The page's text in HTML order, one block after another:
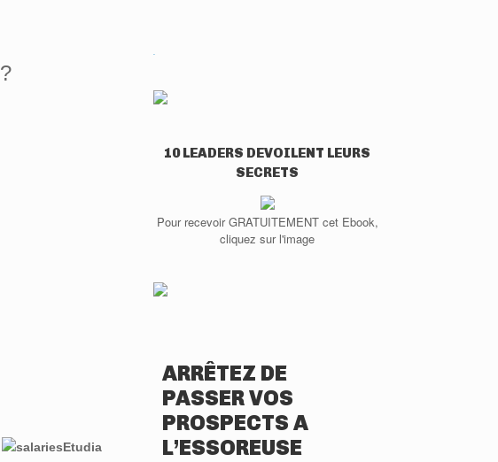
?
WordPress
10 LEADERS DEVOILENT LEURS
SECRETS
Pour recevoir GRATUITEMENT cet Ebook,
cliquez sur l'image
ARRÊTEZ DE
PASSER VOS
PROSPECTS A
L’ESSOREUSE